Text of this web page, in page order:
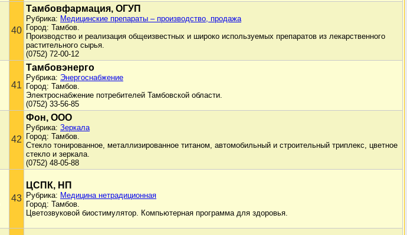
40
Тамбовфармация, ОГУП
Рубрика: Медицинские препараты – производство, продажа
Город: Тамбов.
Производство и реализация общеизвестных и широко используемых препаратов из лекарственного
растительного сырья.
(0752) 72-00-12
41
Тамбовэнерго
Рубрика: Энергоснабжение
Город: Тамбов.
Электроснабжение потребителей Тамбовской области.
(0752) 33-56-85
42
Фон, ООО
Рубрика: Зеркала
Город: Тамбов.
Стекло тонированное, металлизированное титаном, автомобильный и строительный триплекс, цветное
стекло и зеркала.
(0752) 48-05-88
43
ЦСПК, НП
Рубрика: Медицина нетрадиционная
Город: Тамбов.
Цветозвуковой биостимулятор. Компьютерная программа для здоровья.